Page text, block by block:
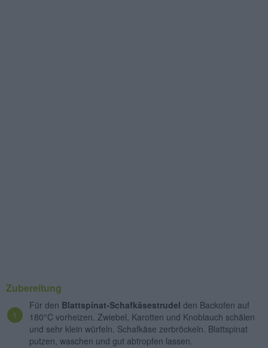
Zubereitung
Für den Blattspinat-Schafkäsestrudel den Backofen auf
180°C vorheizen. Zwiebel, Karotten und Knoblauch schälen
und sehr klein würfeln. Schafkäse zerbröckeln. Blattspinat
putzen, waschen und gut abtropfen lassen.